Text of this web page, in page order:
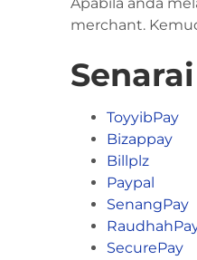
merchant.
ToyyibPay
Bizappay
Billplz
Paypal
SenangPay
SecurePay